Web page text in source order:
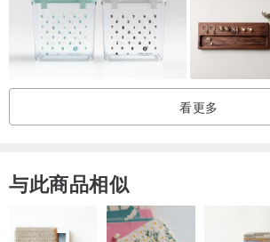
看更多
与此商品相似